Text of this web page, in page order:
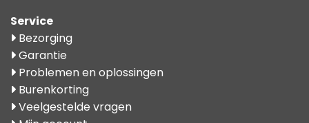
Service
Bezorging
Garantie
Problemen en oplossingen
Burenkorting
Veelgestelde vragen